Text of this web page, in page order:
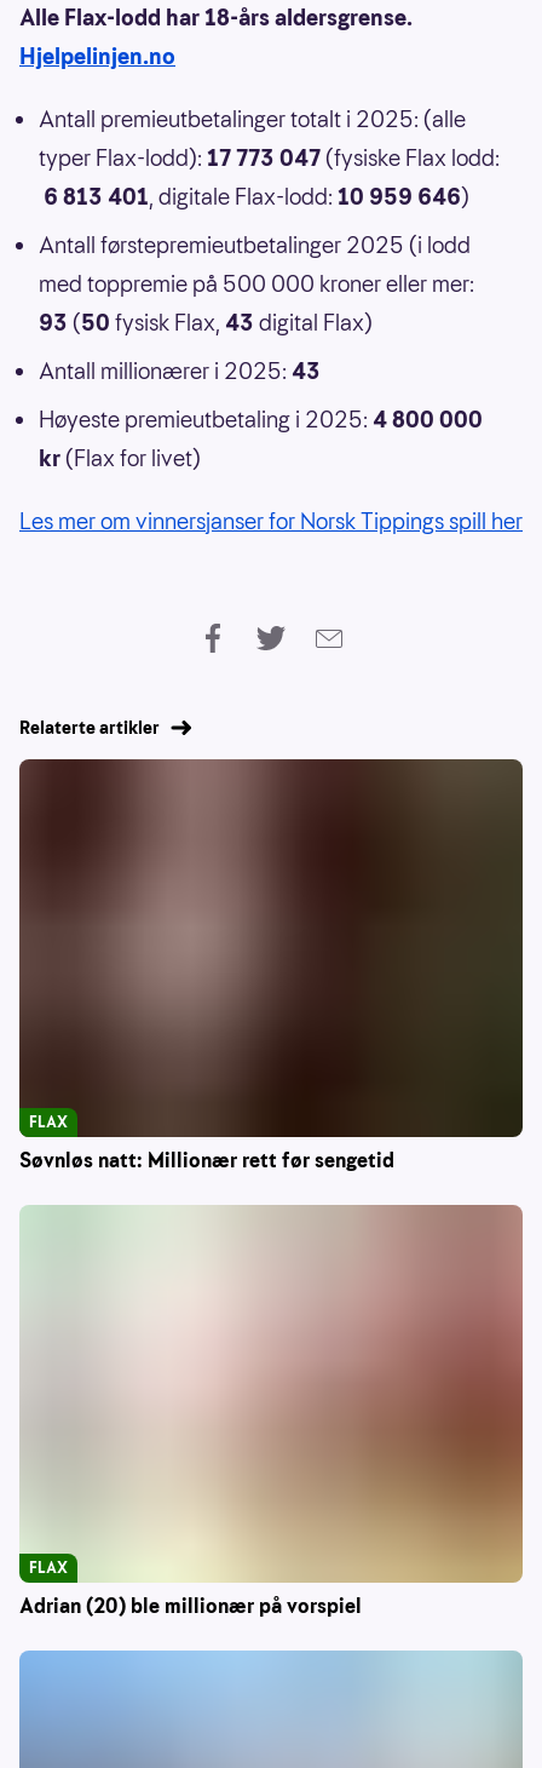
Alle Flax-lodd har 18-års aldersgrense.
Hjelpelinjen.no
Antall premieutbetalinger totalt i 2025: (alle
typer Flax-lodd): 17 773 047 (fysiske Flax lodd:
6 813 401, digitale Flax-lodd: 10 959 646)
Antall førstepremieutbetalinger 2025 (i lodd
med toppremie på 500 000 kroner eller mer:
93 (50 fysisk Flax, 43 digital Flax)
Antall millionærer i 2025: 43
Høyeste premieutbetaling i 2025: 4 800 000
kr (Flax for livet)
Les mer om vinnersjanser for Norsk Tippings spill her
Relaterte artikler
Søvnløs natt: Millionær rett før sengetid
FLAX
Adrian (20) ble millionær på vorspiel
FLAX